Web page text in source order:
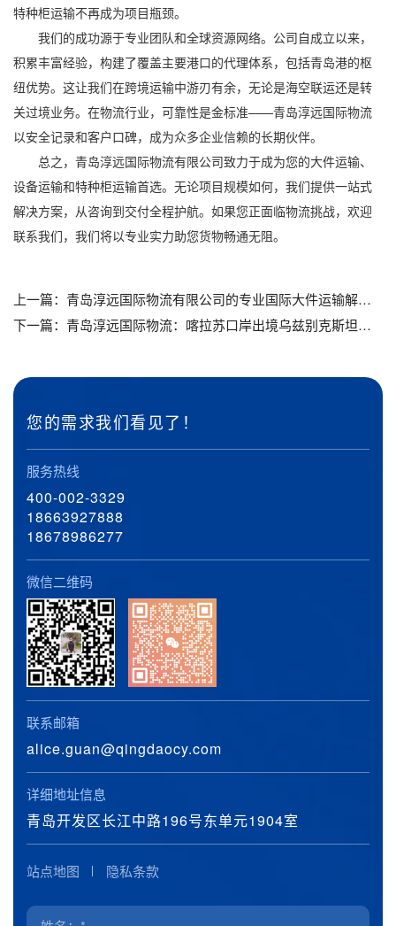
特种柜运输不再成为项目瓶颈。
我们的成功源于专业团队和全球资源网络。公司自成立以来，
积累丰富经验，构建了覆盖主要港口的代理体系，包括青岛港的枢
纽优势。这让我们在跨境运输中游刃有余，无论是海空联运还是转
关过境业务。在物流行业，可靠性是金标准——青岛淳远国际物流
以安全记录和客户口碑，成为众多企业信赖的长期伙伴。
总之，青岛淳远国际物流有限公司致力于成为您的大件运输、
设备运输和特种柜运输首选。无论项目规模如何，我们提供一站式
解决方案，从咨询到交付全程护航。如果您正面临物流挑战，欢迎
联系我们，我们将以专业实力助您货物畅通无阻。
上一篇： 青岛淳远国际物流有限公司的专业国际大件运输解决方案_扬州港到张家港挖机运输_扬州港到张家港装载机运输
下一篇： 青岛淳远国际物流：喀拉苏口岸出境乌兹别克斯坦大件运输的专家_扬州港到连云港挖机运输，扬州港到连云港装载机运输
您的需求我们看见了！
服务热线
400-002-3329
18663927888
18678986277
微信二维码
联系邮箱
alice.guan@qingdaocy.com
详细地址信息
青岛开发区长江中路196号东单元1904室
站点地图 隐私条款